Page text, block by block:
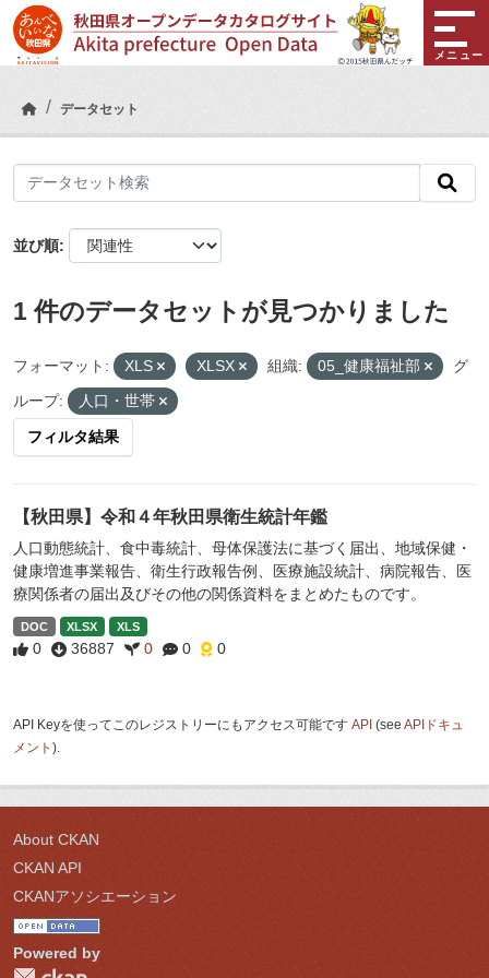
Skip to main content
メニュー
データセット
並び順
1 件のデータセットが見つかりました
フォーマット: XLS XLSX 組織: 05_健康福祉部
グ
ループ:
人口・世帯
フィルタ結果
【秋田県】令和４年秋田県衛生統計年鑑
人口動態統計、食中毒統計、母体保護法に基づく届出、地域保健・
健康増進事業報告、衛生行政報告例、医療施設統計、病院報告、医
療関係者の届出及びその他の関係資料をまとめたものです。
DOC XLSX XLS
0 36887 0 0 0
API Keyを使ってこのレジストリーにもアクセス可能です API (see APIドキュ
メント ).
About CKAN
CKAN API
CKANアソシエーション
Powered by